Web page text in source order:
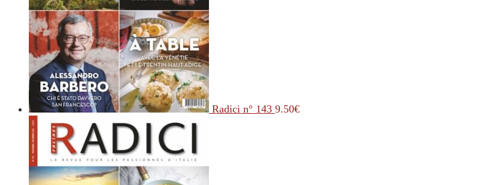
Radici n° 143 9.50€